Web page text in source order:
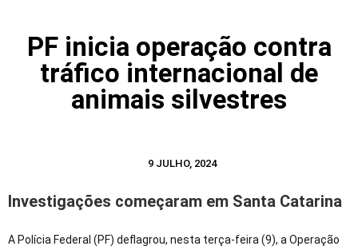
PF inicia operação contra
tráfico internacional de
animais silvestres
9 JULHO, 2024
Investigações começaram em Santa Catarina
A Polícia Federal (PF) deflagrou, nesta terça-feira (9), a Operação